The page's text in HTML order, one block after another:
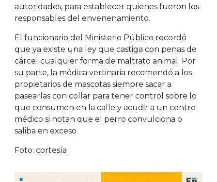
autoridades, para establecer quienes fueron los
responsables del envenenamiento.
El funcionario del Ministerio Público recordó
que ya existe una ley que castiga con penas de
cárcel cualquier forma de maltrato animal. Por
su parte, la médica vertinaria recomendó a los
propietarios de mascotas siempre sacar a
pasearlas con collar para tener control sobre lo
que consumen en la calle y acudir a un centro
médico si notan que el perro convulciona o
saliba en exceso.
Foto: cortesía